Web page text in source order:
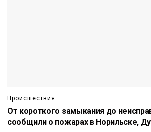
Происшествия
От короткого замыкания до
сообщили о пожарах в Норильске,